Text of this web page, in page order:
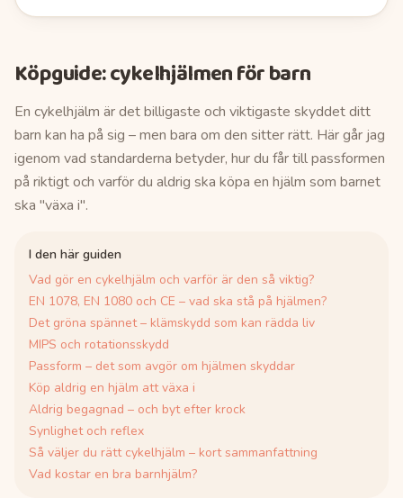
Köpguide:cykelhjälmen för barn
En cykelhjälm är det billigaste och viktigaste skyddet ditt
barn kan ha på sig – men bara om den sitter rätt. Här går jag
igenom vad standarderna betyder, hur du får till passformen
på riktigt och varför du aldrig ska köpa en hjälm som barnet
ska "växa i".
I den här guiden
Vad gör en cykelhjälm och varför är den så viktig?
EN 1078, EN 1080 och CE – vad ska stå på hjälmen?
Det gröna spännet – klämskydd som kan rädda liv
MIPS och rotationsskydd
Passform – det som avgör om hjälmen skyddar
Köp aldrig en hjälm att växa i
Aldrig begagnad – och byt efter krock
Synlighet och reflex
Så väljer du rätt cykelhjälm – kort sammanfattning
Vad kostar en bra barnhjälm?